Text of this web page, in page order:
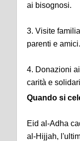
ai bisognosi.
3. Visite
parenti e amici.
4. Donazioni
carità e
Quando si
Eid al-Adha
al-Hijjah,